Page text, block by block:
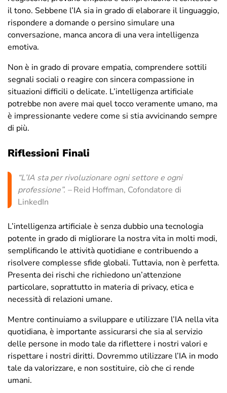
il tono. Sebbene l’IA sia in grado di elaborare il linguaggio,
rispondere a domande o persino simulare una
conversazione, manca ancora di una vera intelligenza
emotiva.
Non è in grado di provare empatia, comprendere sottili
segnali sociali o reagire con sincera compassione in
situazioni difficili o delicate. L’intelligenza artificiale
potrebbe non avere mai quel tocco veramente umano, ma
è impressionante vedere come si stia avvicinando sempre
di più.
Riflessioni Finali
“L’IA sta per rivoluzionare ogni settore e ogni
professione”. –Reid Hoffman, Cofondatore di
LinkedIn
L’intelligenza artificiale è senza dubbio una tecnologia
potente in grado di migliorare la nostra vita in molti modi,
semplificando le attività quotidiane e contribuendo a
risolvere complesse sfide globali. Tuttavia, non è perfetta.
Presenta dei rischi che richiedono un’attenzione
particolare, soprattutto in materia di privacy, etica e
necessità di relazioni umane.
Mentre continuiamo a sviluppare e utilizzare l’IA nella vita
quotidiana, è importante assicurarsi che sia al servizio
delle persone in modo tale da riflettere i nostri valori e
rispettare i nostri diritti. Dovremmo utilizzare l’IA in modo
tale da valorizzare, e non sostituire, ciò che ci rende
umani.